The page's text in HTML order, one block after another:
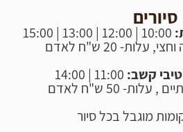
סיורים
20 ש"ח לאדם
קשב:
50 ש"ח לאדם
מוגבל בכל סיור